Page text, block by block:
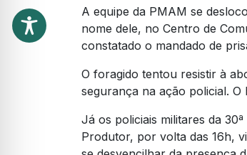
A equipe da PMAM se
nome dele, no Centro de
constatado o mandado de
O foragido tentou resistir à
segurança na ação policial.
Já os policiais militares da
Produtor, por volta das 16h,